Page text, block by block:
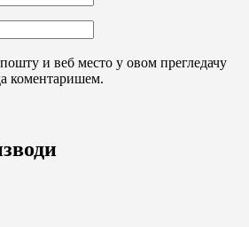
и веб место у овом прегледачу
коментаришем.